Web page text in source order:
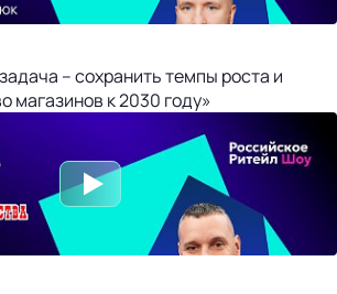
– сохранить темпы роста и
магазинов к 2030 году»